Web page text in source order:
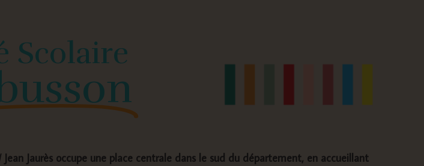
Scolaire
Jaurès occupe une place centrale dans le sud du département, en accueillant